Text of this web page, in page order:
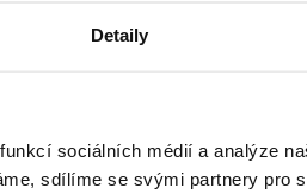
Detaily
sociálních médií a analýze
sdílíme se svými partnery pro